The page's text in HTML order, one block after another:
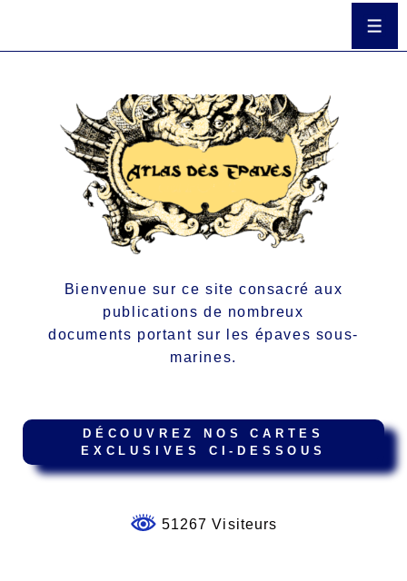
Bienvenue sur ce site consacré aux
publications de nombreux
documents portant sur les épaves sous-
marines.
DÉCOUVREZ NOS CARTES
EXCLUSIVES CI-DESSOUS
51267 Visiteurs